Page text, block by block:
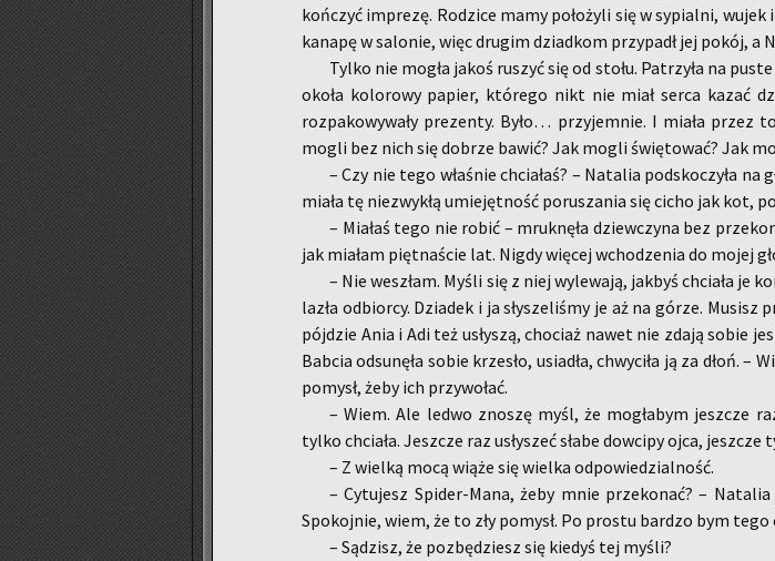
koń­czyć im­pre­zę. Ro­dzi­ce mamy po­ło­ży­li się w sy­pial­ni, wujek
ka­na­pę w sa­lo­nie, więc dru­gim dziad­kom przy­padł jej pokój, a
Tylko nie mogła jakoś ru­szyć się od stołu. Pa­trzy­ła na
oko­ła ko­lo­ro­wy pa­pier, któ­re­go nikt nie miał serca kazać
roz­pa­ko­wy­wa­ły pre­zen­ty. Było… przy­jem­nie. I miała przez
mogli bez nich się do­brze bawić? Jak mogli świę­to­wać? Jak
– Czy nie tego wła­śnie chcia­łaś? – Na­ta­lia pod­sko­czy­ła na
miała tę nie­zwy­kłą umie­jęt­ność po­ru­sza­nia się cicho jak kot,
– Mia­łaś tego nie robić – mruk­nę­ła dziew­czy­na bez
jak mia­łam pięt­na­ście lat. Nigdy wię­cej wcho­dze­nia do mojej
– Nie we­szłam. Myśli się z niej wy­le­wa­ją, jak­byś chcia­ła je
la­zła od­bior­cy. Dzia­dek i ja sły­sze­li­śmy je aż na górze. Mu­sisz
pój­dzie Ania i Adi też usły­szą, cho­ciaż nawet nie zdają sobie
Bab­cia od­su­nę­ła sobie krze­sło, usia­dła, chwy­ci­ła ją za dłoń. –
po­mysł, żeby ich przy­wo­łać.
– Wiem. Ale ledwo zno­szę myśl, że mo­gła­bym jesz­cze
tylko chcia­ła. Jesz­cze raz usły­szeć słabe dow­ci­py ojca,
– Z wiel­ką mocą wiąże się wiel­ka od­po­wie­dzial­ność.
– Cy­tu­jesz Spi­der-Ma­na, żeby mnie prze­ko­nać? – Na­ta­lia
Spo­koj­nie, wiem, że to zły po­mysł. Po pro­stu bar­dzo bym tego
– Są­dzisz, że po­zbę­dziesz się kie­dyś tej myśli?